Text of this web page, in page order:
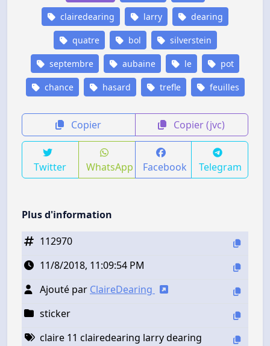
clairedearing larry dearing
quatre bol silverstein
septembre aubaine le pot
chance hasard trefle feuilles
Copier Copier (jvc)
Twitter WhatsApp Facebook Telegram
Plus d'information
112970
11/8/2018, 11:09:54 PM
Ajouté par ClaireDearing
sticker
claire 11 clairedearing larry dearing